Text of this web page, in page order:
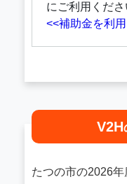
にご利用くださ
<<補助金を利
V2H
たつの市の2026